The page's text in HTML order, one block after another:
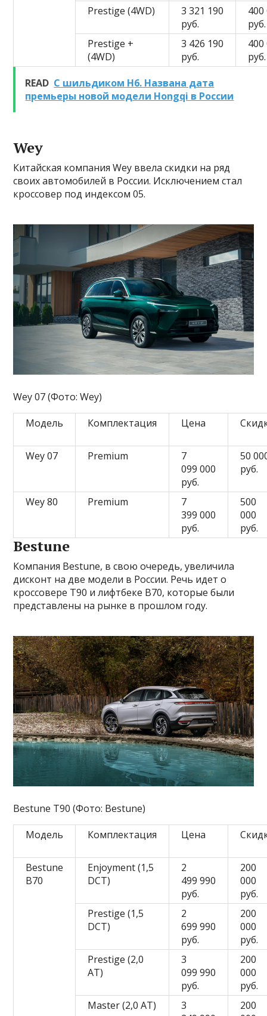
Prestige (4WD)
3 321 190
руб.
400
руб.
Prestige +
(4WD)
3 426 190
руб.
400
руб.
READ С шильдиком Н6. Названа дата
премьеры новой модели Hongqi в России
Wey
Китайская компания Wey ввела скидки на ряд
своих автомобилей в России. Исключением стал
кроссовер под индексом 05.
Wey 07 (Фото: Wey)
Модель
Комплектация Цена
Wey 07 Premium
7
099 000
руб.
50
руб.
Wey 80 Premium
7
399 000
руб.
500
000
руб.
Bestune
Компания Bestune, в свою очередь, увеличила
дисконт на две модели в России. Речь идет о
кроссовере T90 и лифтбеке B70, которые были
представлены на рынке в прошлом году.
Bestune T90 (Фото: Bestune)
Модель
Комплектация Цена
Bestune
B70
Enjoyment (1,5
DCT)
2
499 990
руб.
200
000
руб.
Prestige (1,5
DCT)
2
699 990
руб.
200
000
руб.
Prestige (2,0
AT)
3
099 990
руб.
200
000
руб.
Master (2,0 AT)
3
200